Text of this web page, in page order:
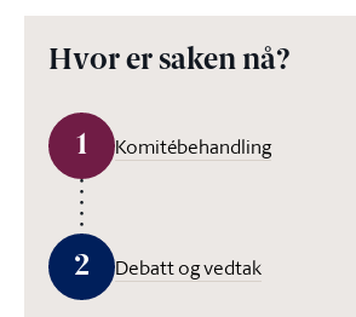
Hvor er saken nå?
1 Komitébehandling
2 Debatt og vedtak